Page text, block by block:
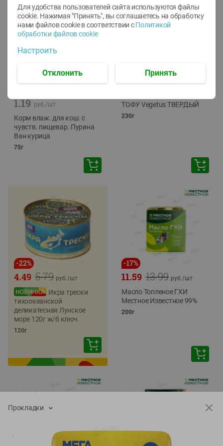
1.19 руб./шт
Корм влаж. для кош. с
чувств. пищевар. Пурина
Ван курица
75г
ТОФУ Vegetus ТВЕРДЫЙ
230г
-22%
5.79
4.49 руб./шт
Икра трески
тихоокеанской
деликатесная Лунское
море 120г ж/б ключ
120г
-17%
13.99
11.59 руб./шт
Масло Топленое ГХИ
Местное Известное 99%
200г
Прокладки
Для удобства пользователей сайта используются файлы
cookie. Нажимая "Принять", вы соглашаетесь на обработку
нами файлов cookie в соответствии с Политикой
обработки файлов cookie
Настроить
Отклонить Принять